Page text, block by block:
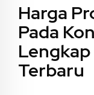
Harga
Pada
Terbaru